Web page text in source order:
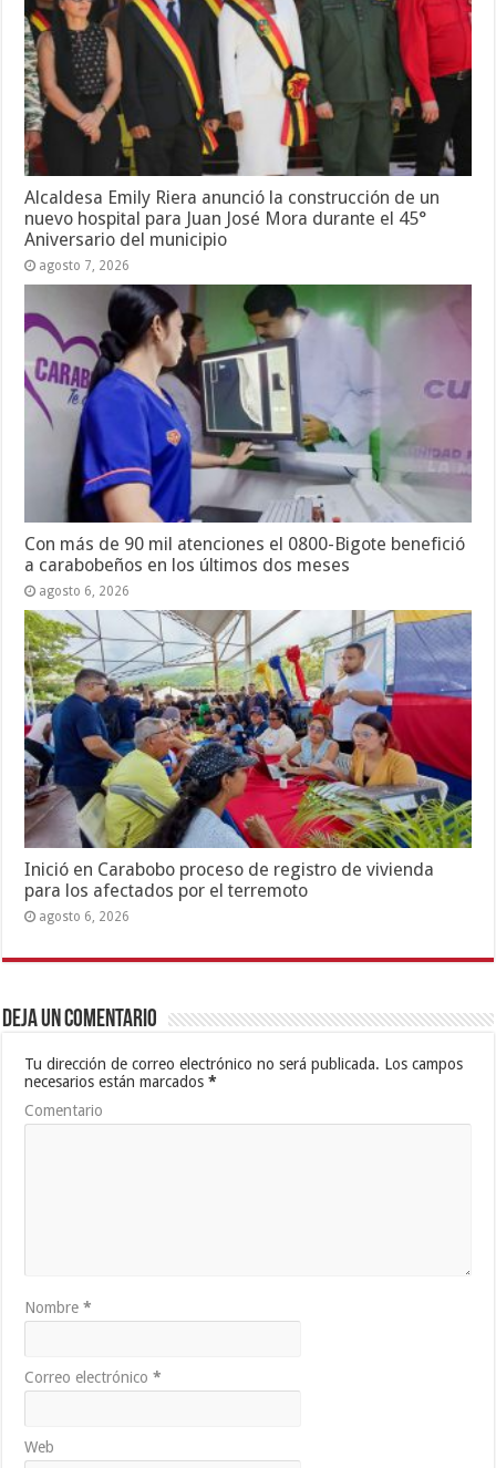
Alcaldesa Emily Riera anunció la construcción de un
nuevo hospital para Juan José Mora durante el 45°
Aniversario del municipio
agosto 7, 2026
Con más de 90 mil atenciones el 0800-Bigote benefició
a carabobeños en los últimos dos meses
agosto 6, 2026
Inició en Carabobo proceso de registro de vivienda
para los afectados por el terremoto
agosto 6, 2026
Deja un comentario
Tu dirección de correo electrónico no será publicada. Los campos
necesarios están marcados*
Comentario
Nombre*
Correo electrónico*
Web